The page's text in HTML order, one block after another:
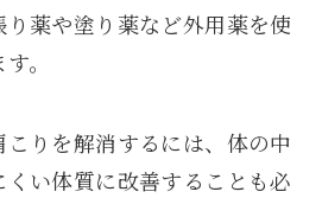
薬や塗り薬など外用薬を使
。
りを解消するには、体の中
い体質に改善することも必